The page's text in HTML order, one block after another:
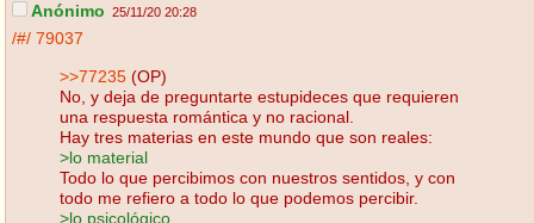
Anónimo 25/11/20 20:28
/#/ 79037
>>77235 (OP)
No, y deja de preguntarte estupideces que requieren
una respuesta romántica y no racional.
Hay tres materias en este mundo que son reales:
>lo material
Todo lo que percibimos con nuestros sentidos, y con
todo me refiero a todo lo que podemos percibir.
>lo psicológico